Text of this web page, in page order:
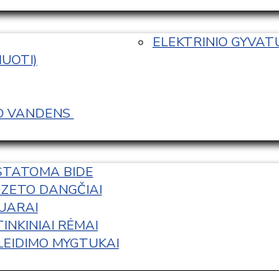
VANDENS
ELEKTRINIO
BIDE
DANGČIAI
RĖMAI
MYGTUKAI